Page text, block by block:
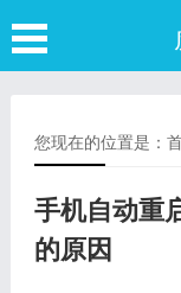
您现在的位置是：
手机自动重
的原因